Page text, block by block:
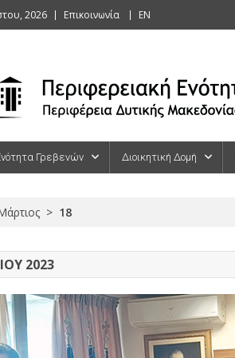
2026 Επικοινωνία ΕΝ
Γρεβενών Διοικητική Δομή
> 18
2023